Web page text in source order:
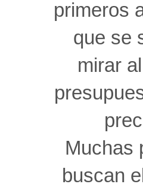
primeros
que se
mirar
Muchas
buscan